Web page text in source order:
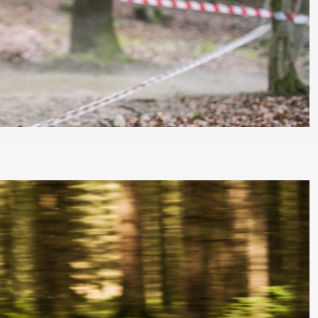
SEDLOVKY
ZAPLETENÉ KOLA
ŘETĚZY
ŘÍDÍTKA
TRIČKA